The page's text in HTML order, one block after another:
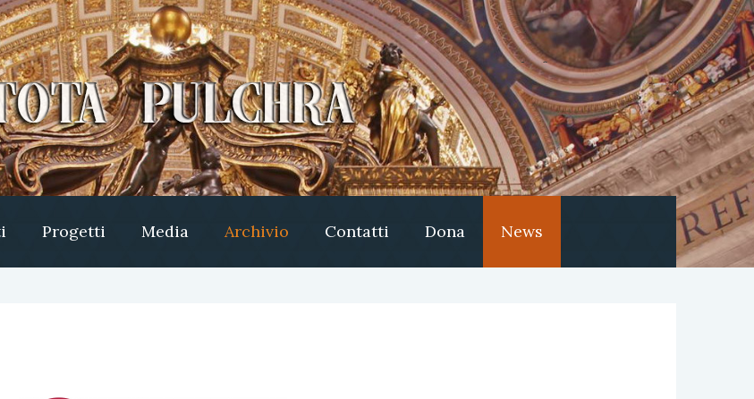
Progetti Media Archivio Contatti Dona News